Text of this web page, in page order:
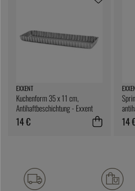
EXXENT
Kuchenform 35 x 11 cm,
Antihaftbeschichtung - Exxent
14 € 14